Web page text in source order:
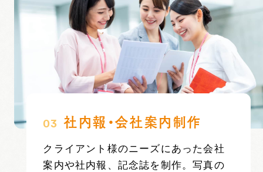
03 社内報・会社案内制作
クライアント様のニーズにあった会社
案内や社内報、記念誌を制作。写真の